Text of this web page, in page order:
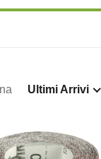
LUMINOSA
Ultimi Arrivi